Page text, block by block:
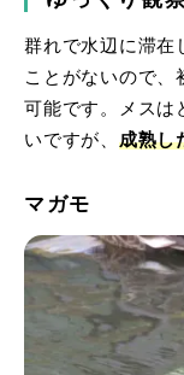
群れで水辺に滞在
ことがないので、
可能です。メスは
いですが、 成熟し
マガモ